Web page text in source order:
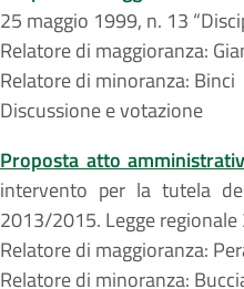
25 maggio 1999, n. 13
Relatore di maggioranza:
Relatore di minoranza: Binci
Discussione e votazione
Proposta atto
intervento per la tutela
2013/2015. Legge
Relatore di maggioranza:
Relatore di minoranza: